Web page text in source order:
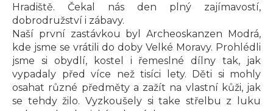
Hradiště. Čekal nás den plný zajímavostí,
dobrodružství i zábavy.
Naší první zastávkou byl Archeoskanzen Modrá,
kde jsme se vrátili do doby Velké Moravy. Prohlédli
jsme si obydlí, kostel i řemeslné dílny tak, jak
vypadaly před více než tisíci lety. Děti si mohly
osahat různé předměty a zažít na vlastní kůži, jak
se tehdy žilo. Vyzkoušely si take střelbu z luku